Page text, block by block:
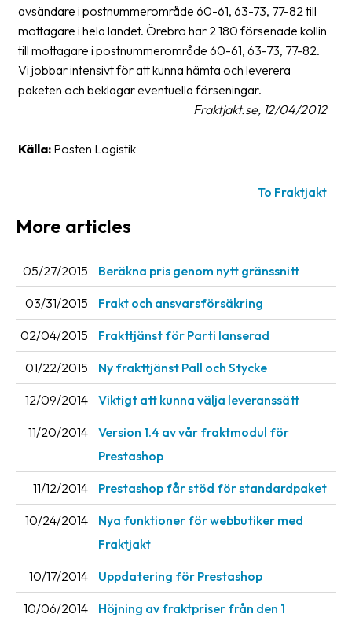
Delivery
terms
Pickups
the
company
Fraktjakt
Media
Coworkers
Job
career
News
archive
Contact
us
Terms
avsändare i postnummerområde 60-61, 63-73, 77-82 till
mottagare i hela landet. Örebro har 2 180 försenade kollin
till mottagare i postnummerområde 60-61, 63-73, 77-82.
Vi jobbar intensivt för att kunna hämta och leverera
paketen och beklagar eventuella förseningar.
Fraktjakt.se, 12/04/2012
Källa: Posten Logistik
To Fraktjakt
More articles
05/27/2015 Beräkna pris genom nytt gränssnitt
03/31/2015 Frakt och ansvarsförsäkring
02/04/2015 Frakttjänst för Parti lanserad
01/22/2015 Ny frakttjänst Pall och Stycke
12/09/2014 Viktigt att kunna välja leveranssätt
11/20/2014
Version 1.4 av vår fraktmodul för
Prestashop
11/12/2014 Prestashop får stöd för standardpaket
10/24/2014
Nya funktioner för webbutiker med
Fraktjakt
10/17/2014 Uppdatering för Prestashop
10/06/2014
Höjning av fraktpriser från den 1